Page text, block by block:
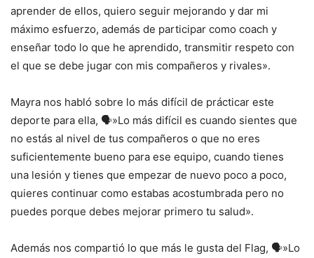
aprender de ellos, quiero seguir mejorando y dar mi
máximo esfuerzo, además de participar como coach y
enseñar todo lo que he aprendido, transmitir respeto con
el que se debe jugar con mis compañeros y rivales».
Mayra nos habló sobre lo más difícil de prácticar este
deporte para ella, 🗣️»Lo más difícil es cuando sientes que
no estás al nivel de tus compañeros o que no eres
suficientemente bueno para ese equipo, cuando tienes
una lesión y tienes que empezar de nuevo poco a poco,
quieres continuar como estabas acostumbrada pero no
puedes porque debes mejorar primero tu salud».
Además nos compartió lo que más le gusta del Flag, 🗣️»Lo